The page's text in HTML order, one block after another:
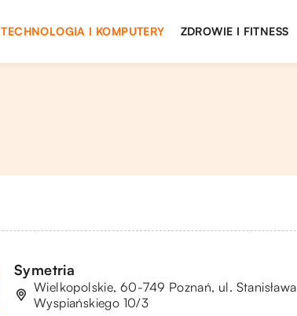
TECHNOLOGIA I KOMPUTERY ZDROWIE I FITNESS
Symetria
Wielkopolskie, 60-749 Poznań, ul. Stanisława
Wyspiańskiego 10/3